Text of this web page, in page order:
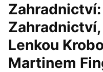
Zahradnictví,
Lenkou
Martinem